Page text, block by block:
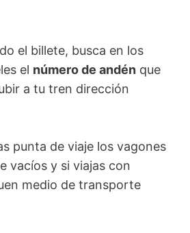
el billete, busca en los
el número de andén que
a tu tren dirección
punta de viaje los vagones
vacíos y si viajas con
medio de transporte